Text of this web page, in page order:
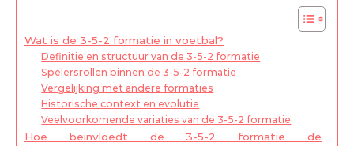
Wat is de 3-5-2 formatie in voetbal?
Definitie en structuur van de 3-5-2 formatie
Spelersrollen binnen de 3-5-2 formatie
Vergelijking met andere formaties
Historische context en evolutie
Veelvoorkomende variaties van de 3-5-2 formatie
Hoe beïnvloedt de 3-5-2 formatie de